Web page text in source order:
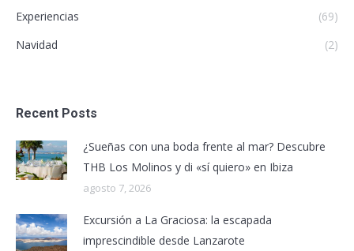
Experiencias
(69)
Navidad
(2)
Recent Posts
¿Sueñas con una boda frente al mar? Descubre
THB Los Molinos y di «sí quiero» en Ibiza
agosto 7, 2026
Excursión a La Graciosa: la escapada
imprescindible desde Lanzarote